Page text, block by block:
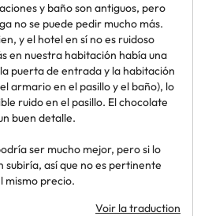
y baño son antiguos, pero
no se puede pedir mucho más.
y el hotel en sí no es ruidoso
en nuestra habitación había una
puerta de entrada y la habitación
armario en el pasillo y el baño), lo
ruido en el pasillo. El chocolate
buen detalle.
ser mucho mejor, pero si lo
así que no es pertinente
mismo precio.
Voir la traduction